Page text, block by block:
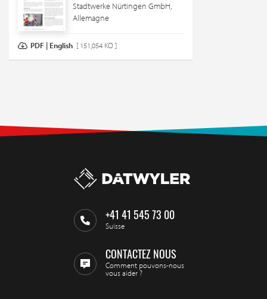
Stadtwerke Nürtingen GmbH,
Allemagne
PDF | English [ 151,054 KO ]
+41 41 545 73 00
Suisse
CONTACTEZ NOUS
Comment pouvons-nous
vous aider ?